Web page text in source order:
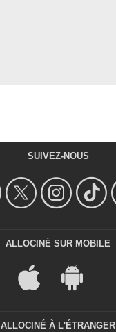
SUIVEZ-NOUS
ALLOCINÉ SUR MOBILE
ALLOCINÉ À L'ÉTRANGER